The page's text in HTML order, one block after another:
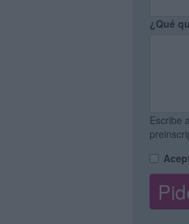
¿Qué
Escribe